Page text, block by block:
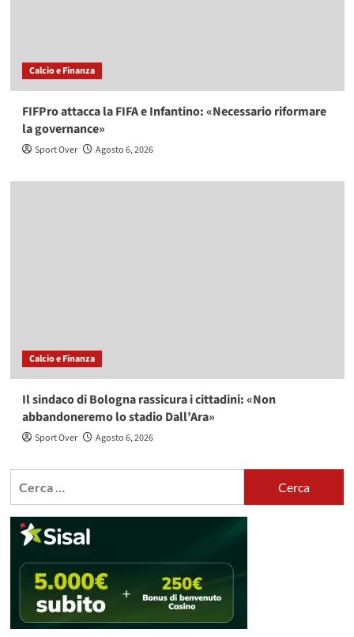
Calcio e Finanza
FIFPro attacca la FIFA e Infantino: «Necessario riformare
la governance»
Sport Over Agosto 6, 2026
Calcio e Finanza
Il sindaco di Bologna rassicura i cittadini: «Non
abbandoneremo lo stadio Dall’Ara»
Sport Over Agosto 6, 2026